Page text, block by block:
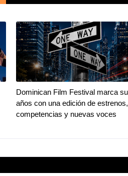
Dominican Film Festival marca
años con una edición de estrenos,
competencias y nuevas voces